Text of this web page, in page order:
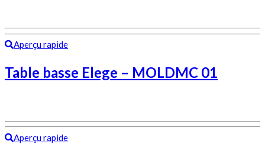
Aperçu rapide
Table basse Elege – MOLDMC 01
Aperçu rapide